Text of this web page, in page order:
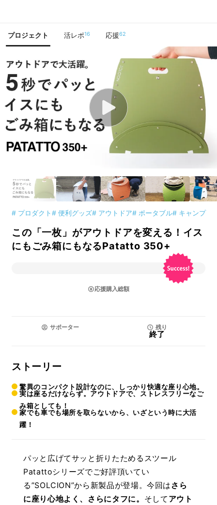
プロジェクト 活レポ16 応援62
# プロダクト# 便利グッズ# アウトドア# ポータブル# キャンプ
この「一枚」がアウトドアを変える！イス
にもごみ箱にもなるPatatto 350+
応援購入総額
サポーター 残り
終了
ストーリー
驚異のコンパクト設計なのに、しっかり快適な座り心地。
実は座るだけならず。アウトドアで、ストレスフリーなご
み箱としても！
家でも車でも場所を取らないから、いざという時に大活
躍！
パッと広げてサッと折りたためるスツール
Patattoシリーズでご好評頂いてい
る”SOLCION”から新製品が登場。今回は さら
に座り心地よく、さらにタフに。 そして アウト